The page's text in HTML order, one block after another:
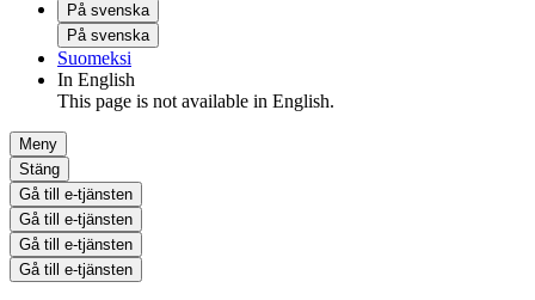
På svenska
På svenska
Suomeksi
In English
This page is not available in English.
Meny
Stäng
Gå till e-tjänsten
Gå till e-tjänsten
Gå till e-tjänsten
Gå till e-tjänsten